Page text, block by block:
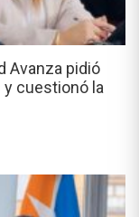
Avanza pidió
cuestionó la